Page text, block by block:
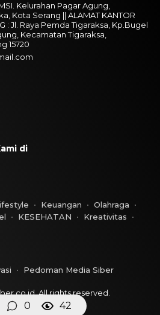
0 42
Kelurahan Pagar Agung,
Kota Serang || ALAMAT KANTOR
: Jl. Raya Pemda Tigaraksa, Kp.Bugel
Kecamatan Tigaraksa,
15720
di
Keuangan
Olahraga
KESEHATAN
Kreativitas
Pedoman Media Siber
All rights reserved.